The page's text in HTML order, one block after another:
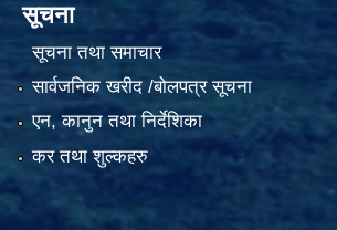
सूचना
सूचना तथा समाचार
सार्वजनिक खरीद /बोलपत्र सूचना
एन, कानुन तथा निर्देशिका
कर तथा शुल्कहरु